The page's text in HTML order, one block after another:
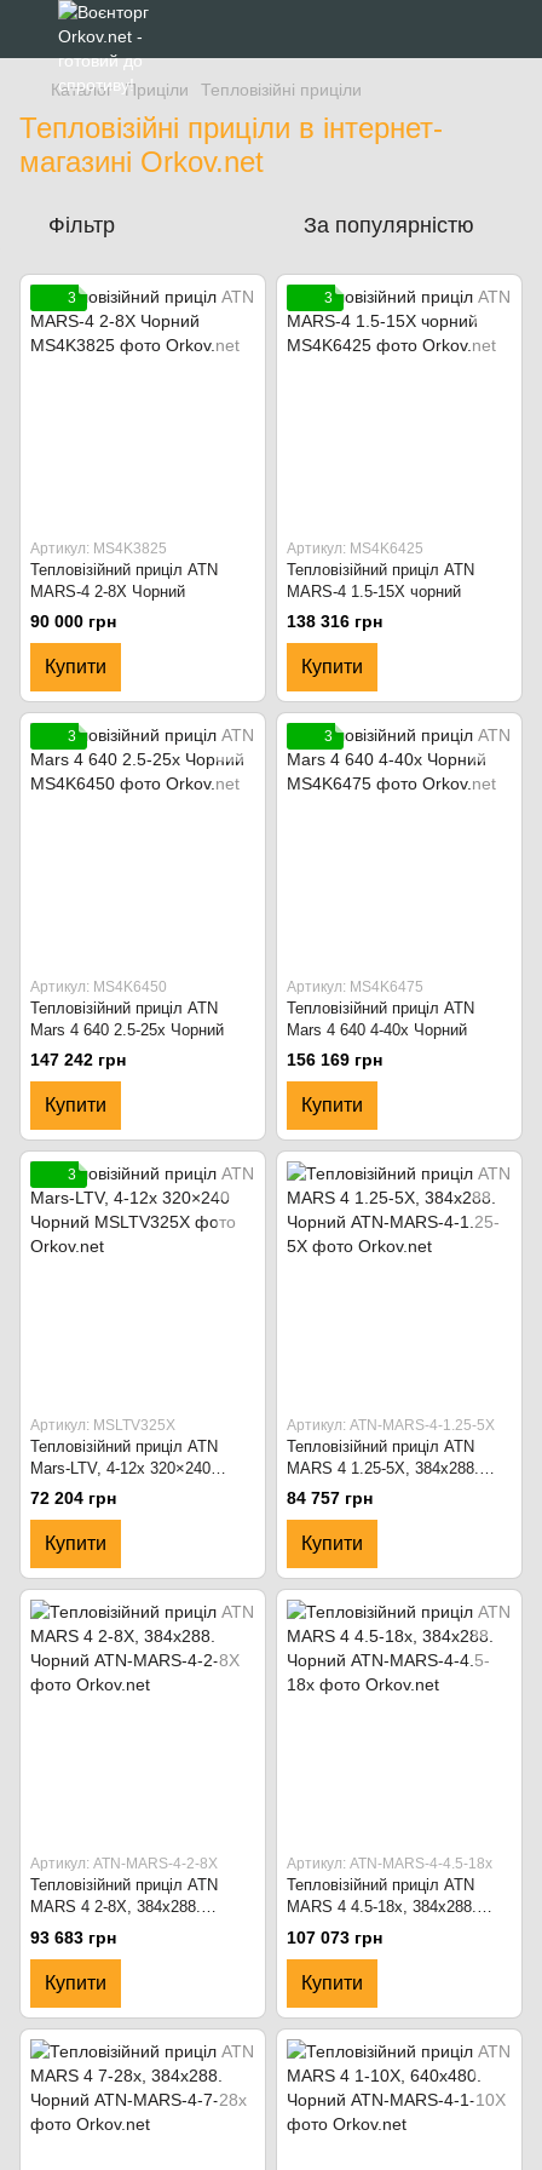
Каталог Приціли Тепловізійні приціли
Тепловізійні приціли в інтернет-
магазині Orkov.net
Фільтр За популярністю
3
Артикул: MS4K3825
Тепловізійний приціл ATN
MARS-4 2-8X Чорний
90 000 грн
Купити
3
Артикул: MS4K6425
Тепловізійний приціл ATN
MARS-4 1.5-15X чорний
138 316 грн
Купити
3
Артикул: MS4K6450
Тепловізійний приціл ATN
Mars 4 640 2.5-25x Чорний
147 242 грн
Купити
3
Артикул: MS4K6475
Тепловізійний приціл ATN
Mars 4 640 4-40x Чорний
156 169 грн
Купити
3
Артикул: MSLTV325X
Тепловізійний приціл ATN
Mars-LTV, 4-12x 320×240
Чорний
72 204 грн
Купити
Артикул: ATN-MARS-4-1.25-5X
Тепловізійний приціл ATN
MARS 4 1.25-5X, 384x288.
Чорний
84 757 грн
Купити
Артикул: ATN-MARS-4-2-8X
Тепловізійний приціл ATN
MARS 4 2-8X, 384x288.
Чорний
93 683 грн
Купити
Артикул: ATN-MARS-4-4.5-18x
Тепловізійний приціл ATN
MARS 4 4.5-18x, 384x288.
Чорний
107 073 грн
Купити